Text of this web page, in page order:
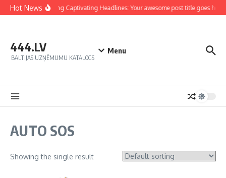
Hot NewsCrafting Captivating Headlines: Your awesome post title goes here
444.LV
BALTIJAS UZŅĒMUMU KATALOGS
Menu
AUTO SOS
Showing the single result